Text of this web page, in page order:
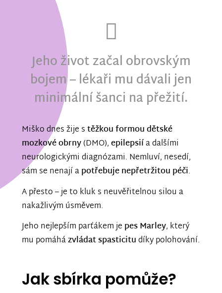
Jeho život začal obrovským
bojem – lékaři mu dávali jen
minimální šanci na přežití.
Miško dnes žije stěžkou formou dětské
mozkové obrny(DMO),epilepsiía dalšími
neurologickými diagnózami. Nemluví, nesedí,
sám se nenají apotřebuje nepřetržitou péči.
A přesto – je to kluk s neuvěřitelnou silou a
nakažlivým úsměvem.
Jeho nejlepším parťákem je pes Marley, který
mu pomáházvládat spasticitudíky polohování.
Jak sbírka pomůže?